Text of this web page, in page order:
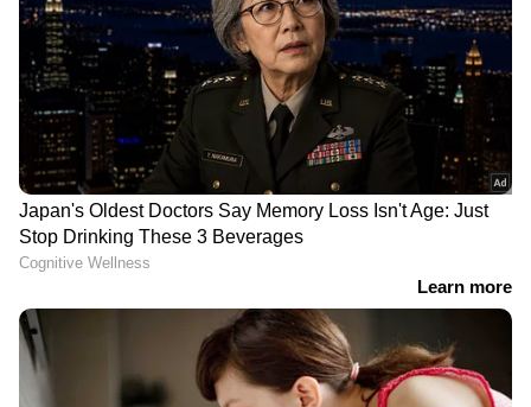
DOWNLOAD APP
Kerala
News
അറിയാൻ എപ്പോഴും ഏഷ്യാനെറ്റ്
ന്യൂസ് വാർത്തകൾ.
Malayalam News
തത്സമയ അപ്‌ഡേറ്റുകളും ആഴത്തിലുള്ള